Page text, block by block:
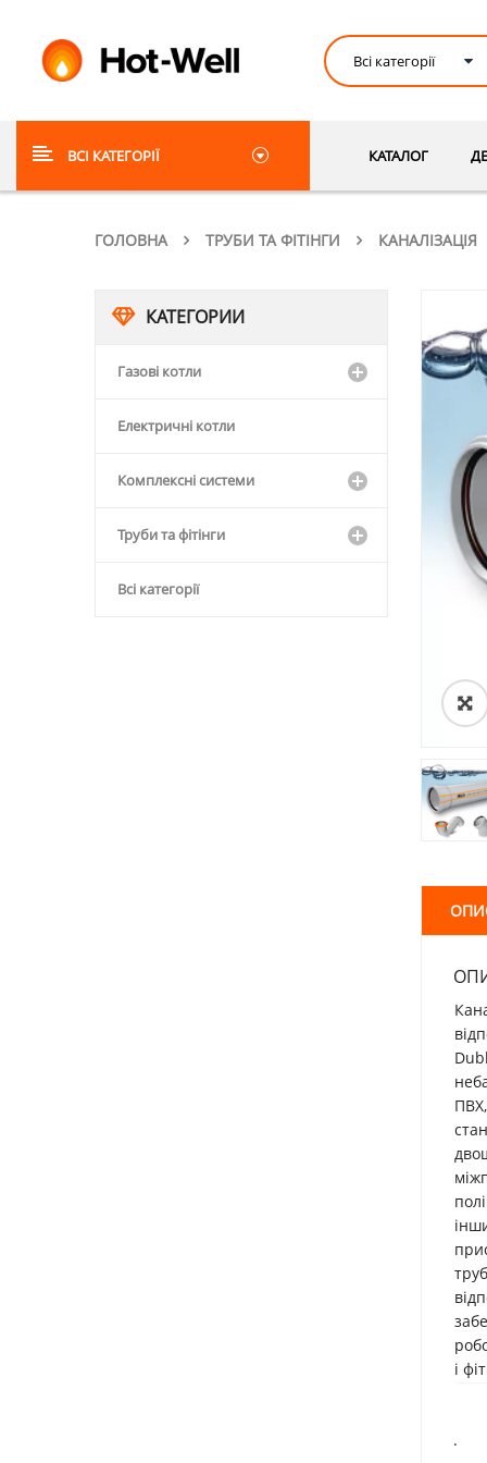
ВСІ КАТЕГОРІЇ КАТАЛОГ
ГОЛОВНА ТРУБИ ТА ФІТІНГИ КАНАЛІЗАЦІЯ
КАТЕГОРИИ
Газові котли
Електричні котли
Комплексні системи
Труби та фітінги
Всі категорії
і
.